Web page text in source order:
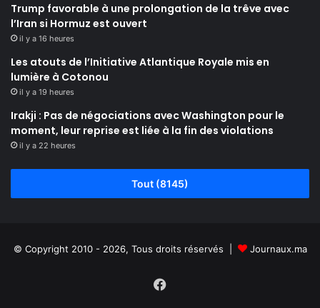
Trump favorable à une prolongation de la trêve avec
l’Iran si Hormuz est ouvert
il y a 16 heures
Les atouts de l’Initiative Atlantique Royale mis en
lumière à Cotonou
il y a 19 heures
Irakji : Pas de négociations avec Washington pour le
moment, leur reprise est liée à la fin des violations
il y a 22 heures
Tout (8145)
© Copyright 2010 - 2026, Tous droits réservés | Journaux.ma
Facebook